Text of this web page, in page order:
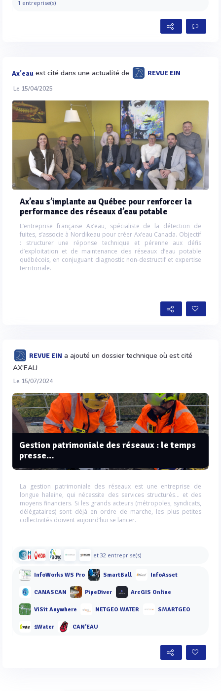
1 entreprise(s)
Ax'eau est cité dans une actualité de REVUE EIN
Le 15/04/2025
Ax’eau s’implante au Québec pour renforcer la
performance des réseaux d’eau potable
L’entreprise française Ax’eau, spécialiste de la détection de
fuites, s’associe à Nordikeau pour créer Ax’eau Canada. Objectif
: structurer une réponse technique et pérenne aux défis
d’exploitation et de maintenance des réseaux d’eau potable
québécois, en conjuguant diagnostic non-destructif et expertise
territoriale.
REVUE EIN a ajouté un dossier technique où est cité
AX'EAU
Le 15/07/2024
Gestion patrimoniale des réseaux : le temps
presse…
La gestion patrimoniale des réseaux est une entreprise de
longue haleine, qui nécessite des services structurés… et des
moyens financiers. Si les grands acteurs (métropoles, syndicats,
délégataires) sont déjà en ordre de marche, les plus petites
collectivités doivent aujourd’hui se lancer.
et 32 entreprise(s)
InfoWorks WS Pro SmartBall InfoAsset
CANASCAN PipeDiver ArcGIS Online
ViSit Anywhere NETGEO WATER SMARTGEO
1Water CAN’EAU